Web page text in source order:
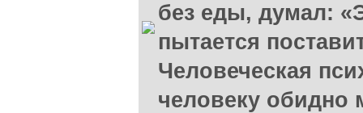
без еды, думал:
пытается
Человеческая
человеку обидно